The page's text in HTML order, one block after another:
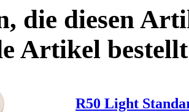
die diesen
Artikel
R50 Light